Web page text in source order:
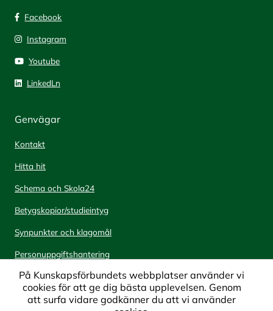
Facebook
Instagram
Youtube
LinkedLn
Genvägar
Kontakt
Hitta hit
Schema och Skola24
Betygskopior/studieintyg
Synpunkter och klagomål
Personuppgiftshantering
Om webbplatsen
På Kunskapsförbundets webbplatser använder vi
cookies för att ge dig bästa upplevelsen. Genom
att surfa vidare godkänner du att vi använder